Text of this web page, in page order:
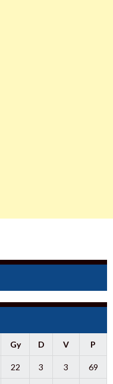
Gy D V P
22 3 3 69